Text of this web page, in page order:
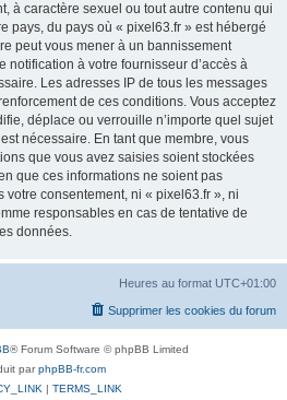
à caractère sexuel ou tout autre contenu qui
pays, du pays où « pixel63.fr » est hébergé
peut vous mener à un bannissement
notification à votre fournisseur d’accès à
Les adresses IP de tous les messages
de ces conditions. Vous acceptez
déplace ou verrouille n’importe quel sujet
nécessaire. En tant que membre, vous
que vous avez saisies soient stockées
que ces informations ne soient pas
votre consentement, ni « pixel63.fr », ni
responsables en cas de tentative de
données.
Heures au format UTC+01:00
Supprimer les cookies du forum
® Forum Software © phpBB Limited
parphpBB-fr.com
| TERMS_LINK